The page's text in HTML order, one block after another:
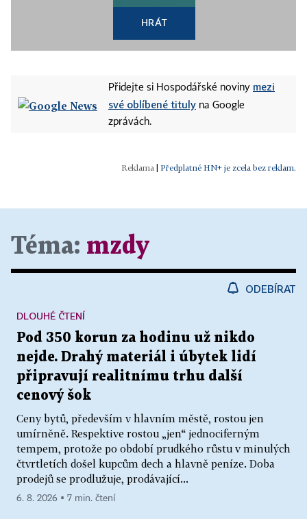
HRÁT
Přidejte si Hospodářské noviny mezi
své oblíbené tituly na Google
zprávách.
Předplatné HN+ je zcela bez reklam.
Téma: mzdy
ODEBÍRAT
Pod 350 korun za hodinu už nikdo
nejde. Drahý materiál i úbytek lidí
připravují realitnímu trhu další
cenový šok
Ceny bytů, především v hlavním městě, rostou jen
umírněně. Respektive rostou „jen“ jednociferným
tempem, protože po období prudkého růstu v minulých
čtvrtletích došel kupcům dech a hlavně peníze. Doba
prodejů se prodlužuje, prodávající...
DLOUHÉ ČTENÍ
6. 8. 2026 ▪ 7 min. čtení